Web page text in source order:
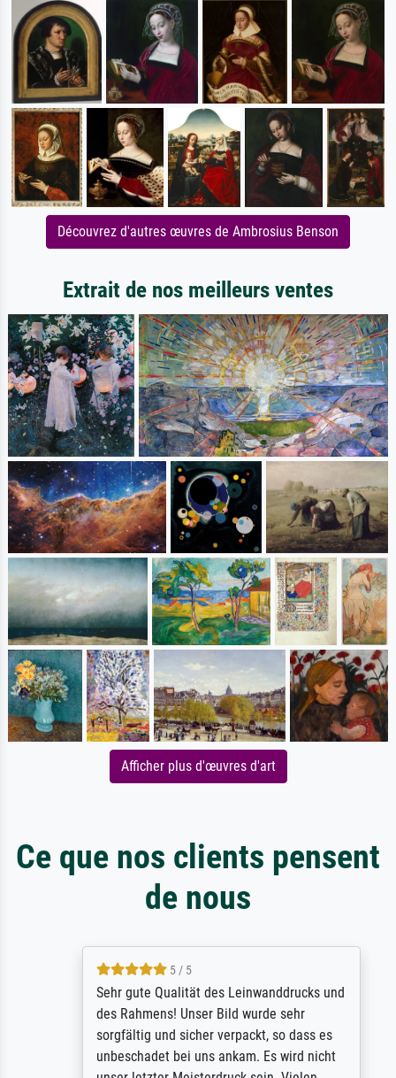
Découvrez d'autres œuvres de Ambrosius Benson
Extrait de nos meilleurs ventes
Afficher plus d'œuvres d'art
Ce que nos clients pensent
de nous
5 / 5
Sehr gute Qualität des Leinwanddrucks und
des Rahmens! Unser Bild wurde sehr
sorgfältig und sicher verpackt, so dass es
unbeschadet bei uns ankam. Es wird nicht